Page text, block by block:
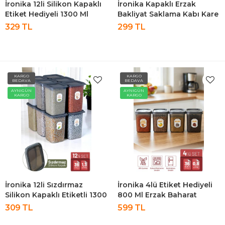
İronika 12li Silikon Kapaklı
Etiket Hediyeli 1300 Ml
Erzak Baharat Saklama
329 TL
İronika Kapaklı Erzak
Bakliyat Saklama Kabı Kare
Saklama Kutusu Seti 12
299 TL
KARGO
BEDAVA
AYNIGÜN
KARGO
İronika 12li Sızdırmaz
Silikon Kapaklı Etiketli 1300
Ml Kare Erzak Bakliyat
309 TL
KARGO
BEDAVA
AYNIGÜN
KARGO
İronika 4lü Etiket Hediyeli
800 Ml Erzak Baharat
Saklama Kabı Seti Antrasit
599 TL